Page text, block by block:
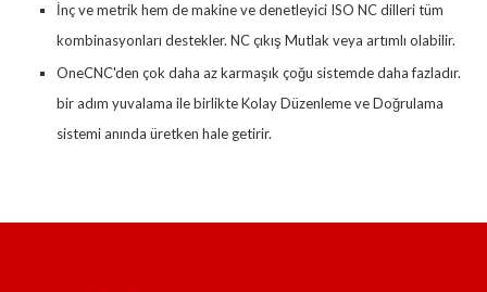
İnç ve metrik hem de makine ve denetleyici ISO NC dilleri tüm
kombinasyonları destekler. NC çıkış Mutlak veya artımlı olabilir.
OneCNC'den çok daha az karmaşık çoğu sistemde daha fazladır.
bir adım yuvalama ile birlikte Kolay Düzenleme ve Doğrulama
sistemi anında üretken hale getirir.